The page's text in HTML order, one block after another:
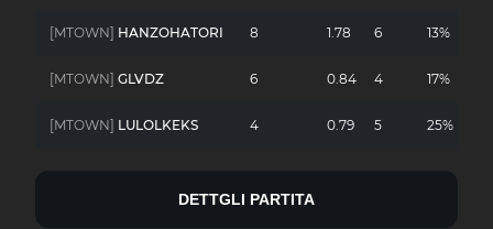
[MTOWN] HANZOHATORI 8 1.78 6 13%
[MTOWN] GLVDZ 6 0.84 4 17%
[MTOWN] LULOLKEKS 4 0.79 5 25%
DETTGLI PARTITA